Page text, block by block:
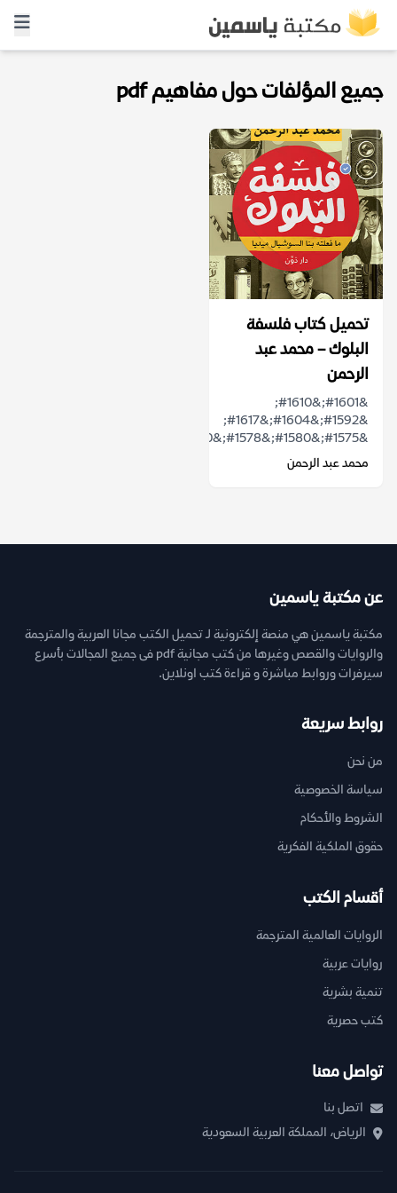
جميع المؤلفات حول مفاهيم pdf
تحميل كتاب فلسفة
البلوك – محمد عبد
الرحمن
&#1601;&#1610;
&#1592;&#1604;&#1617;
&#1575;&#1580;&#1578;&#1610;&#1575;&#1581;...
محمد عبد الرحمن
عن مكتبة ياسمين
مكتبة ياسمين هي منصة إلكترونية لـ تحميل الكتب مجانا العربية والمترجمة
والروايات والقصص وغيرها من كتب مجانية pdf فى جميع المجالات بأسرع
سيرفرات وروابط مباشرة و قراءة كتب اونلاين.
روابط سريعة
من نحن
سياسة الخصوصية
الشروط والأحكام
حقوق الملكية الفكرية
أقسام الكتب
الروايات العالمية المترجمة
روايات عربية
تنمية بشرية
كتب حصرية
تواصل معنا
اتصل بنا
الرياض، المملكة العربية السعودية